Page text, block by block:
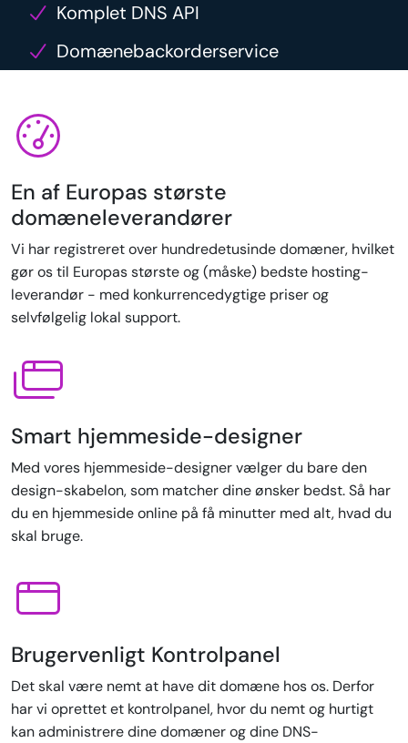
Komplet DNS API
Domænebackorderservice
En af Europas største
domæneleverandører
Vi har registreret over hundredetusinde domæner, hvilket
gør os til Europas største og (måske) bedste hosting-
leverandør - med konkurrencedygtige priser og
selvfølgelig lokal support.
Smart hjemmeside-designer
Med vores hjemmeside-designer vælger du bare den
design-skabelon, som matcher dine ønsker bedst. Så har
du en hjemmeside online på få minutter med alt, hvad du
skal bruge.
Brugervenligt Kontrolpanel
Det skal være nemt at have dit domæne hos os. Derfor
har vi oprettet et kontrolpanel, hvor du nemt og hurtigt
kan administrere dine domæner og dine DNS-